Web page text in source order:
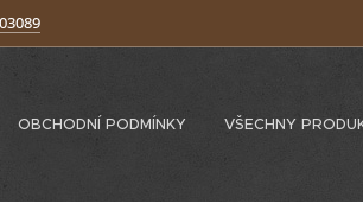
OBCHODNÍ PODMÍNKY VŠECHNY